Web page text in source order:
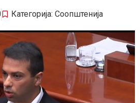
Категорија: Соопштенија